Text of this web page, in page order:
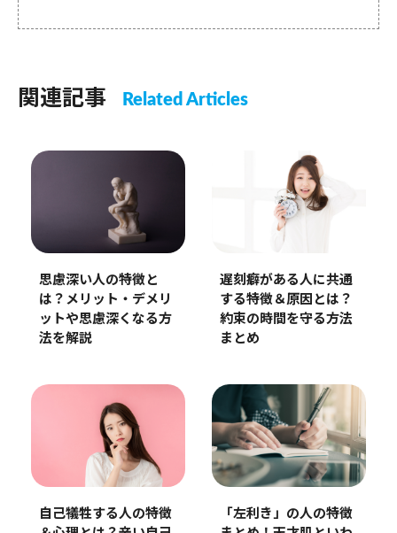
関連記事 Related Articles
思慮深い人の特徴と
は？メリット・デメリ
ットや思慮深くなる方
法を解説
遅刻癖がある人に共通
する特徴＆原因とは？
約束の時間を守る方法
まとめ
自己犠牲する人の特徴
「左利き」の人の特徴